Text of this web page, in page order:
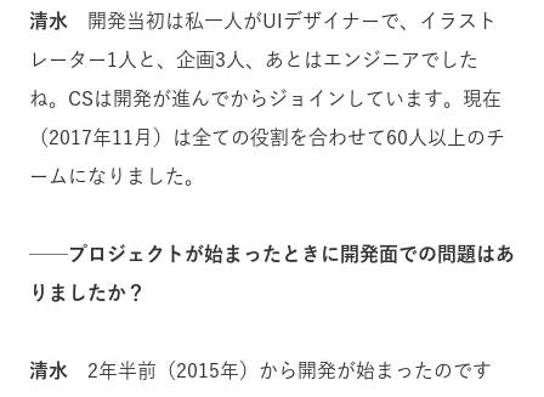
清水 開発当初は私一人がUIデザイナーで、イラスト
レーター1人と、企画3人、あとはエンジニアでした
ね。CSは開発が進んでからジョインしています。現在
（2017年11月）は全ての役割を合わせて60人以上のチ
ームになりました。
──プロジェクトが始まったときに開発面での問題はあ
りましたか？
清水 2年半前（2015年）から開発が始まったのです